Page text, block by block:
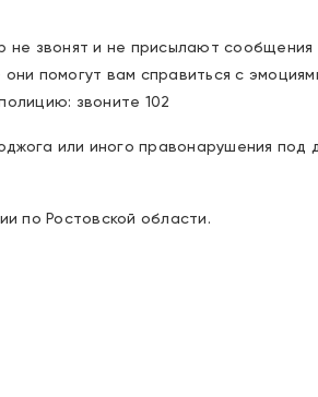
не звонят и не присылают сообщения
помогут вам справиться с
звоните 102
или иного правонарушения под
по Ростовской области.